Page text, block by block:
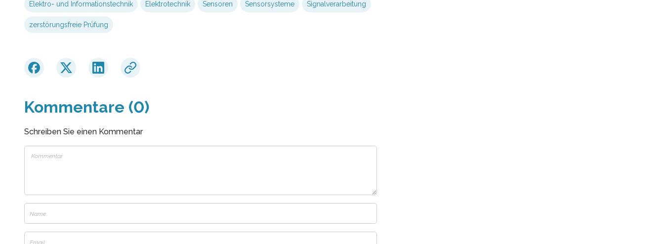
Elektro- und Informationstechnik Elektrotechnik Sensoren Sensorsysteme Signalverarbeitung
zerstörungsfreie Prüfung
Kommentare (0)
Schreiben Sie einen Kommentar